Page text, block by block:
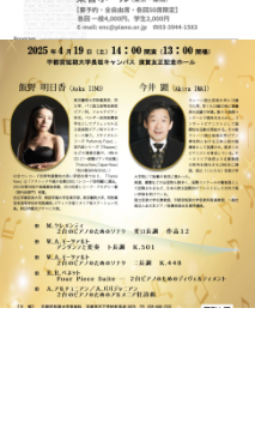
OTHERS / PAST
EVENTS